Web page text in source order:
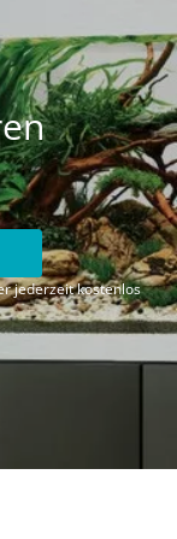
jederzeit kostenlos